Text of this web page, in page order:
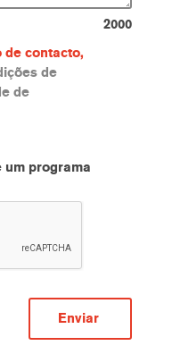
2000
contacto,
de
de
um programa